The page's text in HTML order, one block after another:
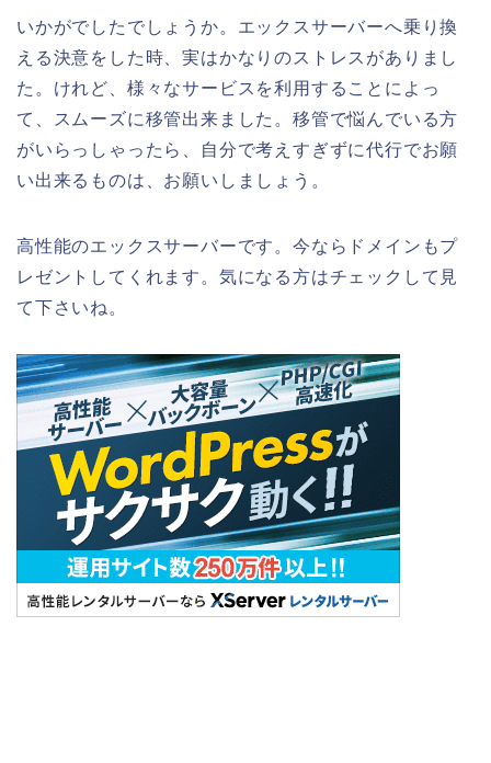
いかがでしたでしょうか。エックスサーバーへ乗り換
える決意をした時、実はかなりのストレスがありまし
た。けれど、様々なサービスを利用することによっ
て、スムーズに移管出来ました。移管で悩んでいる方
がいらっしゃったら、自分で考えすぎずに代行でお願
い出来るものは、お願いしましょう。
高性能のエックスサーバーです。今ならドメインもプ
レゼントしてくれます。気になる方はチェックして見
て下さいね。